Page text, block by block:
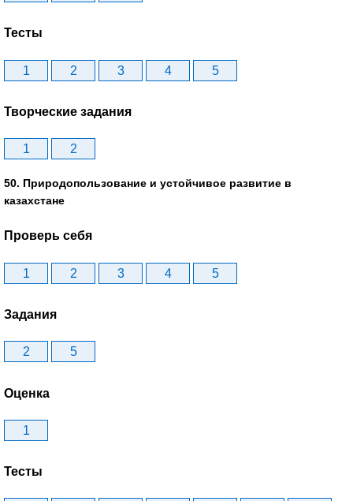
Тесты
1 2 3 4 5
Творческие задания
1 2
50. Природопользование и устойчивое развитие в
казахстане
Проверь себя
1 2 3 4 5
Задания
2 5
Оценка
1
Тесты